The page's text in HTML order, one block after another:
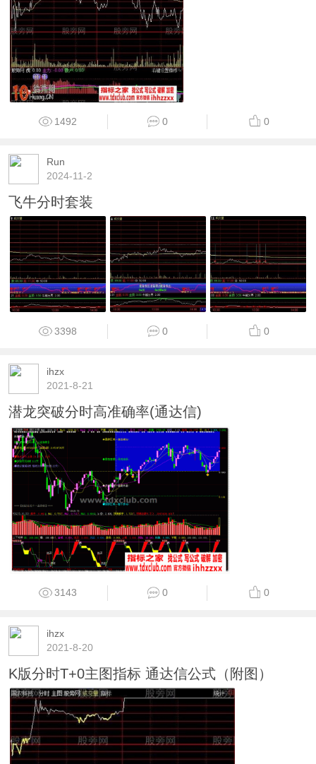
1492 0 0
Run
2024-11-2
飞牛分时套装
3398 0 0
ihzx
2021-8-21
潜龙突破分时高准确率(通达信)
3143 0 0
ihzx
2021-8-20
K版分时T+0主图指标 通达信公式（附图）